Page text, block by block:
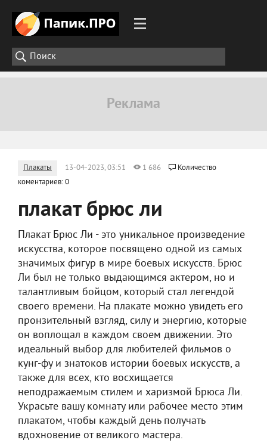
Плакаты 13-04-2023, 03:51 1 686
Количество
коментариев: 0
плакат брюс ли
Плакат Брюс Ли - это уникальное произведение
искусства, которое посвящено одной из самых
значимых фигур в мире боевых искусств. Брюс
Ли был не только выдающимся актером, но и
талантливым бойцом, который стал легендой
своего времени. На плакате можно увидеть его
пронзительный взгляд, силу и энергию, которые
он воплощал в каждом своем движении. Это
идеальный выбор для любителей фильмов о
кунг-фу и знатоков истории боевых искусств, а
также для всех, кто восхищается
неподражаемым стилем и харизмой Брюса Ли.
Украсьте вашу комнату или рабочее место этим
плакатом, чтобы каждый день получать
вдохновение от великого мастера.